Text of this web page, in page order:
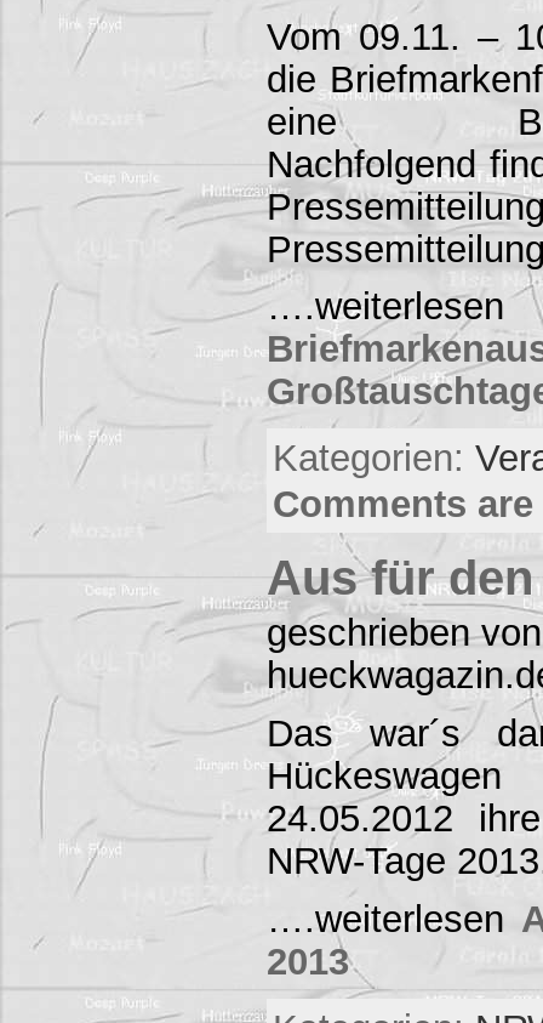
Vom 09.11. –
die
eine
Nachfolgend
….weiterlesen
Kategorien:
Comments
Aus für den
geschrieben
Das war´s
24.05.2012
NRW-Tage
….weiterlesen
2013